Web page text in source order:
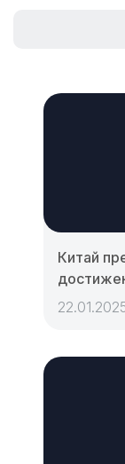
Китай